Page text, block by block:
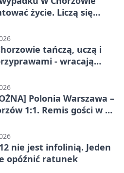
życie. Liczą się
tańczą, uczą i
- wracają
Polonia Warszawa –
1:1. Remis gości w 3.
nie jest infolinią. Jeden
opóźnić ratunek